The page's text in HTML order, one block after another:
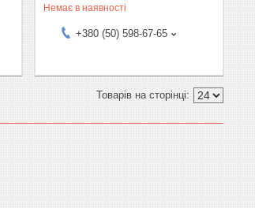
Немає в наявності
+380 (50) 598-67-65